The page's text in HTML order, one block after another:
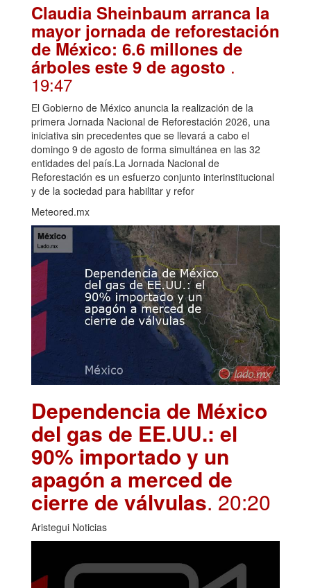
Claudia Sheinbaum arranca la
mayor jornada de reforestación
de México: 6.6 millones de
árboles este 9 de agosto .
19:47
El Gobierno de México anuncia la realización de la
primera Jornada Nacional de Reforestación 2026, una
iniciativa sin precedentes que se llevará a cabo el
domingo 9 de agosto de forma simultánea en las 32
entidades del país.La Jornada Nacional de
Reforestación es un esfuerzo conjunto interinstitucional
y de la sociedad para habilitar y refor
Meteored.mx
Dependencia de México
del gas de EE.UU.: el
90% importado y un
apagón a merced de
cierre de válvulas. 20:20
Aristegui Noticias